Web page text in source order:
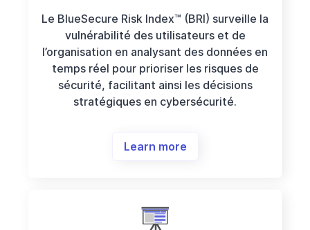
Le BlueSecure Risk Index™ (BRI) surveille la
vulnérabilité des utilisateurs et de
l’organisation en analysant des données en
temps réel pour prioriser les risques de
sécurité, facilitant ainsi les décisions
stratégiques en cybersécurité.
Learn more